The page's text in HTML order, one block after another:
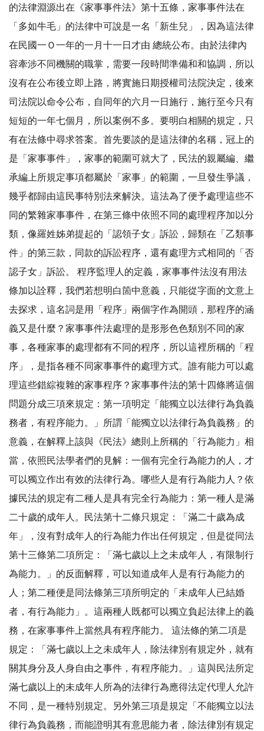
的法律淵源出在《家事事件法》第十五條，家事事件法在
「多如牛毛」的法律中可說是一名「新生兒」，因為這法律
在民國一Ｏ一年的一月十一日才由 總統公布。由於法律內
容牽涉不同機關的職掌，需要一段時間準備和和協調，所以
沒有在公布後立即上路，將實施日期授權司法院決定，後來
司法院以命令公布，自同年的六月一日施行，施行至今只有
短短的一年七個月，所以案例不多。要明白相關的規定，只
有在法條中尋求答案。首先要談的是這法律的名稱，冠上的
是「家事事件」，家事的範圍可就大了，民法的親屬編、繼
承編上所規定事項都屬於「家事」的範圍，一旦發生爭議，
幾乎都歸由這民事特別法來解決。這法為了便予處理這些不
同的繁雜家事事件，在第三條中依照不同的處理程序加以分
類，像羅姓姊弟提起的「認領子女」訴訟，歸類在「乙類事
件」的第三款，同款的訴訟程序，還有處理方式相同的「否
認子女」訴訟。 程序監理人的定義，家事事件法沒有用法
條加以詮釋，我們若想明白箇中意義，只能從字面的文意上
去探求，這名詞是用「程序」兩個字作為開頭，那程序的涵
義又是什麼？家事事件法處理的是形形色色類別不同的家
事，各種家事的處理都有不同的程序，所以這裡所稱的「程
序」，是指各種不同家事事件的處理方式。誰有能力可以處
理這些錯綜複雜的家事程序？家事事件法的第十四條將這個
問題分成三項來規定：第一項明定「能獨立以法律行為負義
務者，有程序能力。」所謂「能獨立以法律行為負義務」的
意義，在解釋上該與《民法》總則上所稱的「行為能力」相
當，依照民法學者們的見解：一個有完全行為能力的人，才
可以獨立作出有效的法律行為。哪些人是有行為能力人？依
據民法的規定有二種人是具有完全行為能力：第一種人是滿
二十歲的成年人。民法第十二條只規定：「滿二十歲為成
年」，沒有對成年人的行為能力作出任何規定，但是從同法
第十三條第二項所定：「滿七歲以上之未成年人，有限制行
為能力。」的反面解釋，可以知道成年人是有行為能力的
人；第二種便是同法條第三項所明定的「未成年人已結婚
者，有行為能力」。這兩種人既都可以獨立負起法律上的義
務，在家事事件上當然具有程序能力。 這法條的第二項是
規定：「滿七歲以上之未成年人，除法律別有規定外，就有
關其身分及人身自由之事件，有程序能力。」這與民法所定
滿七歲以上的未成年人所為的法律行為應得法定代理人允許
不同，是一種特別規定。另外第三項是規定「不能獨立以法
律行為負義務，而能證明其有意思能力者，除法律別有規定